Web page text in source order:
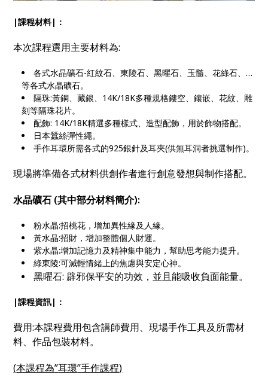
|課程材料|：
本次課程選用主要材料為:
各式水晶礦石-紅紋石、東陵石、黑曜石、玉髓、花綠石、…
等各式水晶礦石。
隔珠:黃銅、藏銀、14K/18K多種規格鏤空、鑲嵌、花紋、雕
刻等隔珠花片。
配飾: 14K/18K精選多種樣式、造型配飾，用於飾物搭配。
日本蠶絲彈性繩。
手作耳環所需各式的925銀針及耳夾(供無耳洞者挑選制作)。
現場將準備各式材料供創作者進行創意發想與制作搭配。
水晶礦石 (其中部分材料簡介):
粉水晶:招桃花，增加異性緣及人緣。
黃水晶:招財，增加整體個人財運。
紫水晶:增加記憶力及精神集中能力，幫助思考能力提升。
綠東陵:可減輕情緒上的焦慮與安定心神。
黑曜石: 辟邪保平安的功效，並且能吸收負面能量。
|課程資訊|：
費用:本課程費用包含講師費用、現場手作工具及所需材
料、作品包裝材料。
(本課程為”耳環”手作課程)